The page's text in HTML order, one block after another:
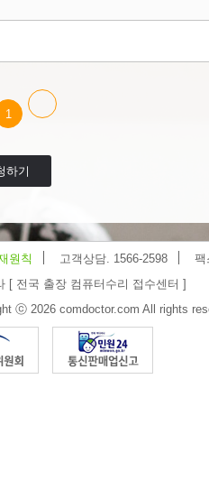
1
하기
원칙 고객상담. 1566-2598
팩
[ 전국 출장 컴퓨터수리 접수센터 ]
ⓒ 2026 comdoctor.com All rights